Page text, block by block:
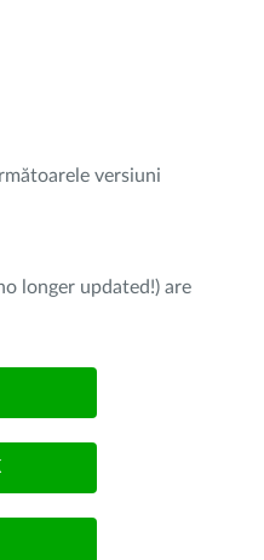
versiuni
longer updated!) are